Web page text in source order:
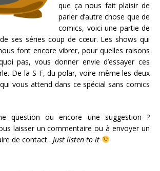
que ça nous fait plaisir de
parler d’autre chose que de
comics, voici une partie de
de ses séries coup de cœur. Les shows qui
font encore vibrer, pour quelles raisons
pas, vous donner envie d’essayer ces
De la S-F, du polar, voire même les deux
vous attend dans ce spécial sans comics
question ou encore une suggestion ?
laisser un commentaire ou à envoyer un
de contact . Just listen to it